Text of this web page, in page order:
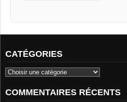
CATÉGORIES
COMMENTAIRES RÉCENTS